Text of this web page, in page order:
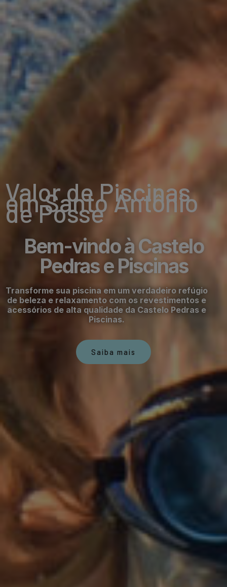
Valor de Piscinas
em Santo Antônio
de Posse
Bem-vindo à Castelo
Pedras e Piscinas
Transforme sua piscina em um verdadeiro refúgio
de beleza e relaxamento com os revestimentos e
acessórios de alta qualidade da Castelo Pedras e
Piscinas.
Saiba mais